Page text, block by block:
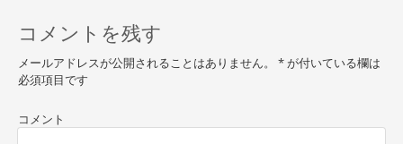
s
t
n
a
コメントを残す
メールアドレスが公開されることはありません。 *が付いている欄は
必須項目です
コメント